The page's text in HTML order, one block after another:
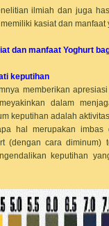
ilmiah dan juga
kasiat dan manfaat
dan manfaat Yoghurt
keputihan
memberikan
dalam
keputihan adalah aktivitas
hal merupakan imbas
(dengan cara diminum)
keputihan